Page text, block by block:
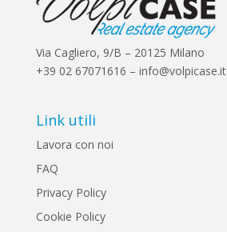
Via Cagliero, 9/B – 20125 Milano
+39 02 67071616 – info@volpicase.it
Link utili
Lavora con noi
FAQ
Privacy Policy
Cookie Policy